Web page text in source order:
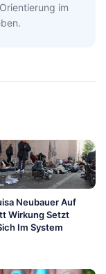
im
Neubauer Auf
Wirkung Setzt
Im System